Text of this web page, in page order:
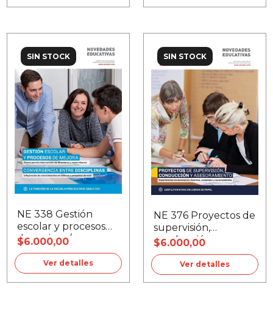
SIN STOCK
NE 338 Gestión
escolar y procesos
de mejora /
Convergencia entre
disciplinas
$6.000,00
Ver detalles
SIN STOCK
NE 376 Proyectos de
supervisión,
conducción y
asesoramiento
$6.000,00
Ver detalles